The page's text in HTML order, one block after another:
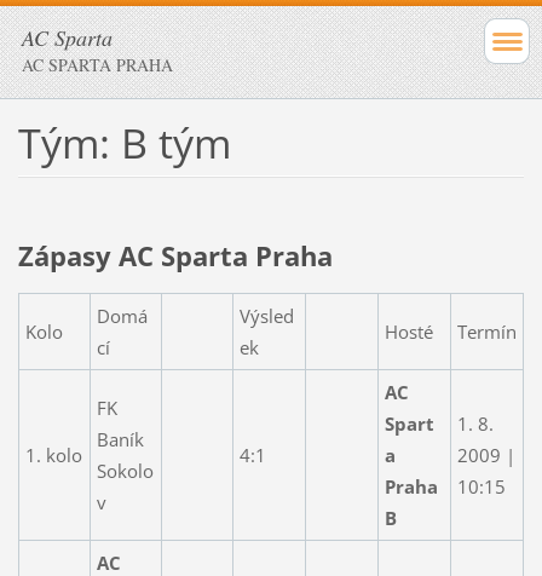
AC Sparta
AC SPARTA PRAHA
Tým: B tým
Zápasy AC Sparta Praha
Kolo
Domá
cí
Výsled
ek
Hosté Termín
1. kolo
FK
Baník
Sokolo
v
4:1
AC
Spart
a
Praha
B
1. 8.
2009 |
10:15
AC